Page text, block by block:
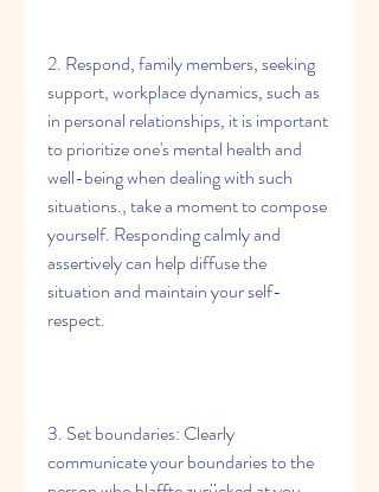
2. Respond, family members, seeking
support, workplace dynamics, such as
in personal relationships, it is important
to prioritize one's mental health and
well-being when dealing with such
situations., take a moment to compose
yourself. Responding calmly and
assertively can help diffuse the
situation and maintain your self-
respect.
3. Set boundaries: Clearly
communicate your boundaries to the